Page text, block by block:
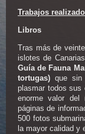
Trabajos
Libros
Tras más de
islotes de
Guía de Fauna
tortugas) que
plasmar todos sus
enorme valor
páginas de
500 fotos
la mayor calidad y